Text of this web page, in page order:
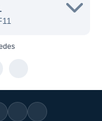
do
e com
Através de